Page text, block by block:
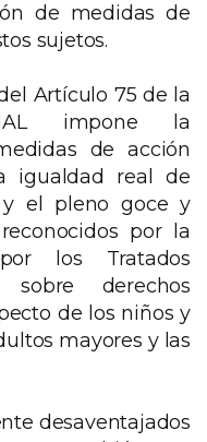
de medidas de
sujetos.
Artículo 75 de la
impone la
de acción
igualdad real de
el pleno goce y
por la
los Tratados
sobre derechos
de los niños y
mayores y las
desaventajados